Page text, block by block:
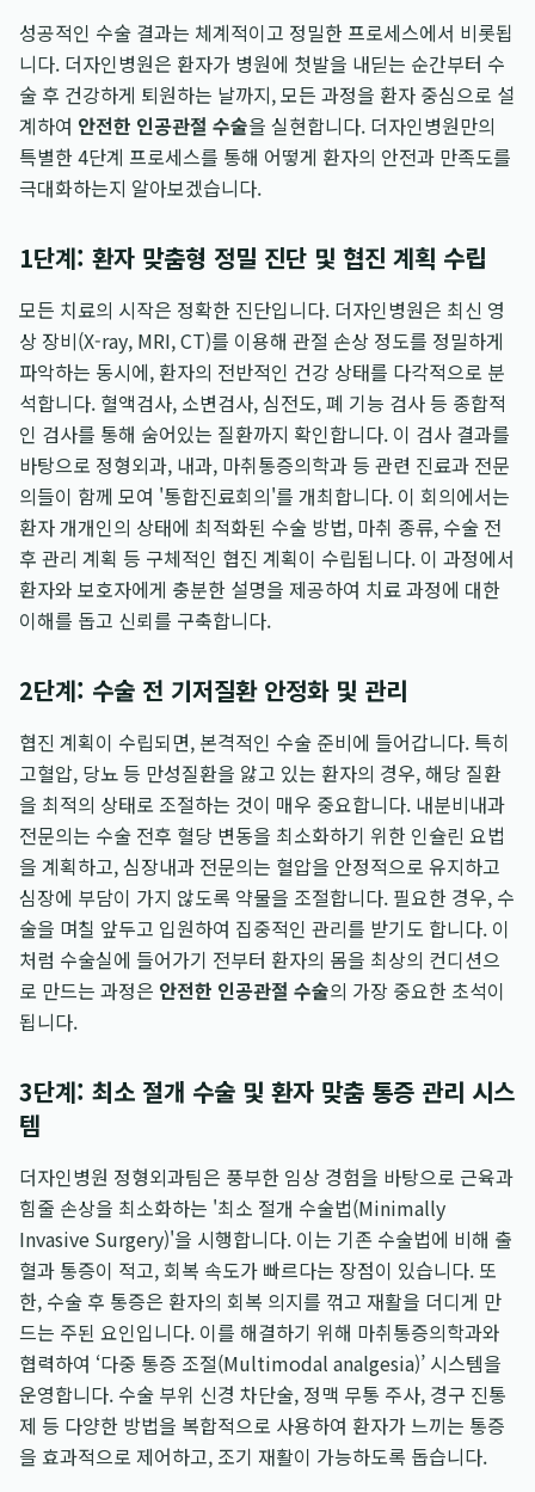
성공적인 수술 결과는 체계적이고 정밀한 프로세스에서 비롯됩
니다. 더자인병원은 환자가 병원에 첫발을 내딛는 순간부터 수
술 후 건강하게 퇴원하는 날까지, 모든 과정을 환자 중심으로 설
계하여 안전한 인공관절 수술을 실현합니다. 더자인병원만의
특별한 4단계 프로세스를 통해 어떻게 환자의 안전과 만족도를
극대화하는지 알아보겠습니다.
1단계: 환자 맞춤형 정밀 진단 및 협진 계획 수립
모든 치료의 시작은 정확한 진단입니다. 더자인병원은 최신 영
상 장비(X-ray, MRI, CT)를 이용해 관절 손상 정도를 정밀하게
파악하는 동시에, 환자의 전반적인 건강 상태를 다각적으로 분
석합니다. 혈액검사, 소변검사, 심전도, 폐 기능 검사 등 종합적
인 검사를 통해 숨어있는 질환까지 확인합니다. 이 검사 결과를
바탕으로 정형외과, 내과, 마취통증의학과 등 관련 진료과 전문
의들이 함께 모여 '통합진료회의'를 개최합니다. 이 회의에서는
환자 개개인의 상태에 최적화된 수술 방법, 마취 종류, 수술 전
후 관리 계획 등 구체적인 협진 계획이 수립됩니다. 이 과정에서
환자와 보호자에게 충분한 설명을 제공하여 치료 과정에 대한
이해를 돕고 신뢰를 구축합니다.
2단계: 수술 전 기저질환 안정화 및 관리
협진 계획이 수립되면, 본격적인 수술 준비에 들어갑니다. 특히
고혈압, 당뇨 등 만성질환을 앓고 있는 환자의 경우, 해당 질환
을 최적의 상태로 조절하는 것이 매우 중요합니다. 내분비내과
전문의는 수술 전후 혈당 변동을 최소화하기 위한 인슐린 요법
을 계획하고, 심장내과 전문의는 혈압을 안정적으로 유지하고
심장에 부담이 가지 않도록 약물을 조절합니다. 필요한 경우, 수
술을 며칠 앞두고 입원하여 집중적인 관리를 받기도 합니다. 이
처럼 수술실에 들어가기 전부터 환자의 몸을 최상의 컨디션으
로 만드는 과정은 안전한 인공관절 수술의 가장 중요한 초석이
됩니다.
3단계: 최소 절개 수술 및 환자 맞춤 통증 관리 시스
템
더자인병원 정형외과팀은 풍부한 임상 경험을 바탕으로 근육과
힘줄 손상을 최소화하는 '최소 절개 수술법(Minimally
Invasive Surgery)'을 시행합니다. 이는 기존 수술법에 비해 출
혈과 통증이 적고, 회복 속도가 빠르다는 장점이 있습니다. 또
한, 수술 후 통증은 환자의 회복 의지를 꺾고 재활을 더디게 만
드는 주된 요인입니다. 이를 해결하기 위해 마취통증의학과와
협력하여 ‘다중 통증 조절(Multimodal analgesia)’ 시스템을
운영합니다. 수술 부위 신경 차단술, 정맥 무통 주사, 경구 진통
제 등 다양한 방법을 복합적으로 사용하여 환자가 느끼는 통증
을 효과적으로 제어하고, 조기 재활이 가능하도록 돕습니다.